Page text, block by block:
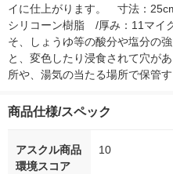
イに仕上がります。　寸法：
シリコーン樹脂　/厚み：11マイ
そ、しょうゆ等の酸分や塩分の
と、変色したり浸食されて穴が
所や、湯気の当たる場所で保管
商品仕様/スペック
アスクル商品
環境スコア
10